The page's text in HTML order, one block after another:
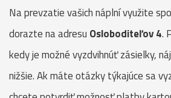
Na prevzatie vašich náplní využite
dorazte na adresu Osloboditeľov 4.
kedy je možné vyzdvihnúť zásielky,
nižšie. Ak máte otázky týkajúce sa